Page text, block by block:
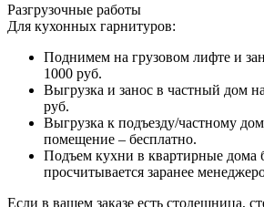
Разгрузочные работы
Для кухонных гарнитуров:
Поднимем на грузовом лифте и
1000 руб.
Выгрузка и занос в частный дом
руб.
Выгрузка к подъезду/частному
помещение – бесплатно.
Подъем кухни в квартирные дома
просчитывается заранее
Если в вашем заказе есть столешница,